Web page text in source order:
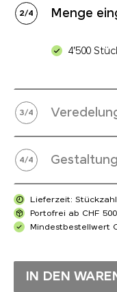
2/4 Menge
4'500
3/4
4/4
Lieferzeit:
Portofrei ab CHF 500
Mindestbestellwert
IN DEN